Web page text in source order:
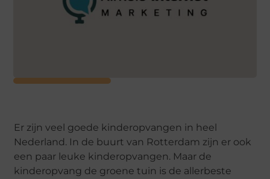
Er zijn veel goede kinderopvangen in heel
Nederland. In de buurt van Rotterdam zijn er ook
een paar leuke kinderopvangen. Maar de
kinderopvang de groene tuin is de allerbeste